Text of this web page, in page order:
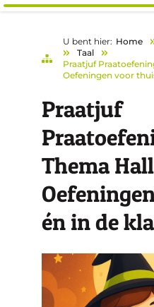
U bent hier: Home
Taal
Praatjuf
Oefeningen voor
Praatjuf
Thema
én in de